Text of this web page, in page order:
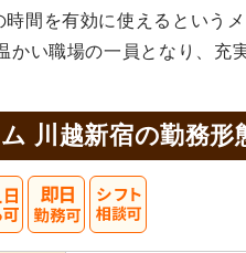
間を有効に使えるという
い職場の一員となり、充
川越新宿の勤務形